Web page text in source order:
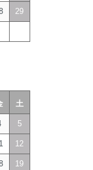
29
土
5
12
19